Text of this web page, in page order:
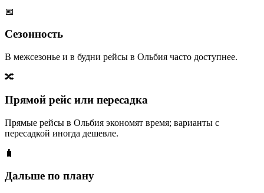
📅
Сезонность
В межсезонье и в будни рейсы в Ольбия часто доступнее.
🔀
Прямой рейс или пересадка
Прямые рейсы в Ольбия экономят время; варианты с
пересадкой иногда дешевле.
🧳
Дальше по плану